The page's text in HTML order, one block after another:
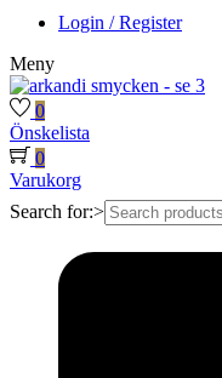
Login / Register
Meny
0
Önskelista
0
Varukorg
Search for:>